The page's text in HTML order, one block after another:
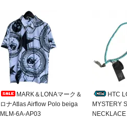
MARK＆LONAマーク＆
ロナAtlas Airflow Polo beiga
MLM-6A-AP03
HTC
MYSTERY